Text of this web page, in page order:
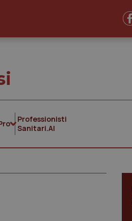
Professionisti
Sanitari.AI